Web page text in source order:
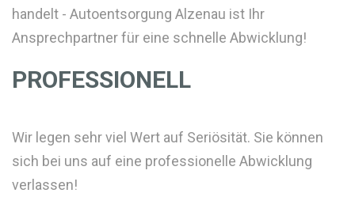
handelt - Autoentsorgung Alzenau ist Ihr
Ansprechpartner für eine schnelle Abwicklung!
PROFESSIONELL
Wir legen sehr viel Wert auf Seriösität. Sie können
sich bei uns auf eine professionelle Abwicklung
verlassen!